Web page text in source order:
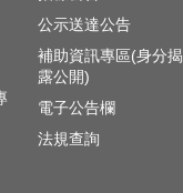
公示送達公告
補助資訊專區(身分揭
露公開)
電子公告欄
法規查詢